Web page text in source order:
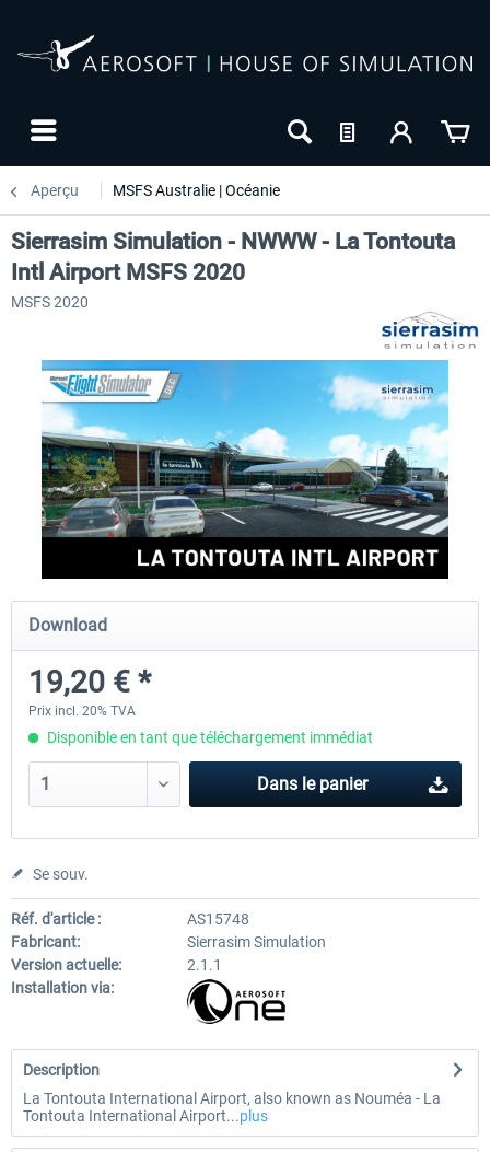
Aperçu MSFS Australie | Océanie
Orbx - YMEN Essendon Airport MSFS
Sierrasim Simulation -
Tontouta Intl...
Sierrasim Simulation - NWWW - La Tontouta
Intl Airport MSFS 2020
MSFS 2020
Download
19,20 € *
Prix incl. 20% TVA
Disponible en tant que téléchargement immédiat
Dans le panier
Se souv.
Réf. d'article :
AS15748
Fabricant:
Sierrasim Simulation
Version actuelle:
2.1.1
Installation via:
Description
La Tontouta International Airport, also known as Nouméa - La
Tontouta International Airport...plus